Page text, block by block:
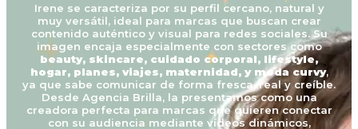
Irene se caracteriza por su perfil cercano, natural y
muy versátil, ideal para marcas que buscan crear
contenido auténtico y visual para redes sociales. Su
imagen encaja especialmente con sectores como
beauty, skincare, cuidado corporal, lifestyle,
hogar, planes, viajes, maternidad, y moda curvy,
ya que sabe comunicar de forma fresca, real y creíble.
Desde Agencia Brilla, la presentamos como una
creadora perfecta para marcas que quieren conectar
con su audiencia mediante vídeos dinámicos,